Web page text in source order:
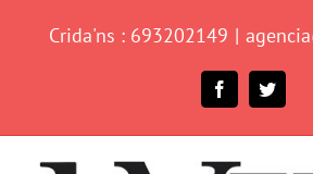
Crida'ns : 693202149 |
Facebook